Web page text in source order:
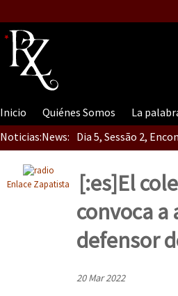
Inicio Quiénes Somos La
Noticias:News: Dia 5, Sessão 2,
Dia 5, sessão 1, do
Dia 4 – Encontro
Enlace Zapatista
[:es]El
convoca
defensor
20 Mar 2022